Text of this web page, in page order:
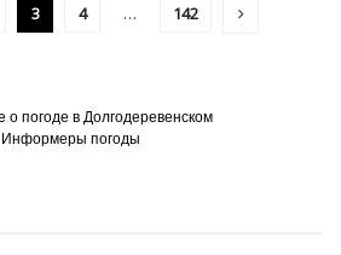
3 4 … 142
о погоде в Долгодеревенском
Информеры погоды